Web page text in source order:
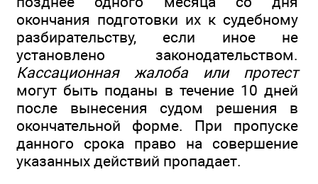
окончания подготовки их к судебному
разбирательству, если иное не
установлено законодательством.
Кассационная жалоба или протест
могут быть поданы в течение 10 дней
после вынесения судом решения в
окончательной форме. При пропуске
данного срока право на совершение
указанных действий пропадает.